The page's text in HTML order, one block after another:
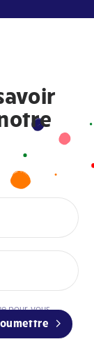
pour vous
à jour. Vous